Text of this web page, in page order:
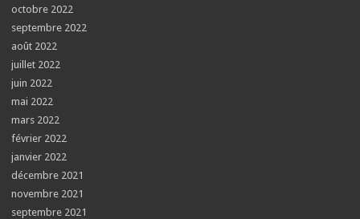
octobre 2022
septembre 2022
août 2022
juillet 2022
juin 2022
mai 2022
mars 2022
février 2022
janvier 2022
décembre 2021
novembre 2021
septembre 2021